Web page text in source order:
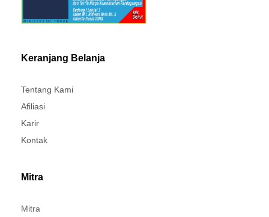
Keranjang Belanja
Tentang Kami
Afiliasi
Karir
Kontak
Mitra
Mitra